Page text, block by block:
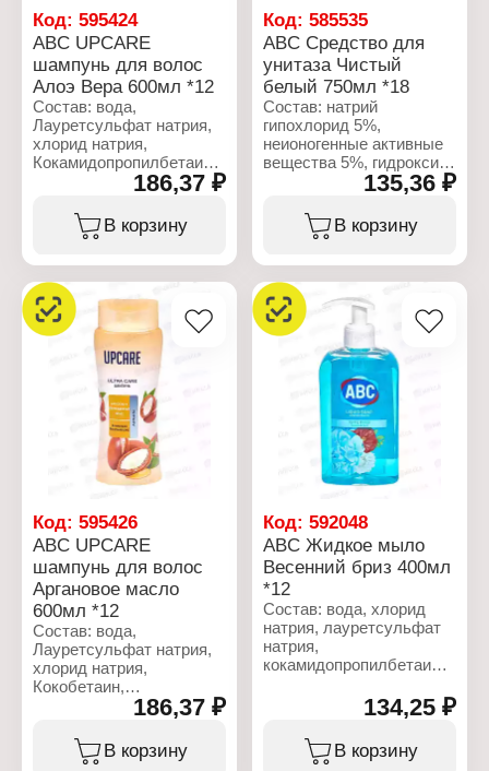
Вес: 1,5 кг
Код: 595424
ABC UPCARE
шампунь для волос
Алоэ Вера 600мл *12
Состав: вода,
Лауретсульфат натрия,
хлорид натрия,
Кокамидопропилбетаин,
Парфюмированная вода,
гидроксипропилтримонийхлорид
гуара, олефинсульфонат
Сополимер стирола/
акрилатов,
Тетранатриевый ЭДТА,
Дистеарат гликоля,
Кокосглюкозид,
Лимонная кислота,
Лаурет-10, Кокамид
МЭА, гидроксид натрия,
Бензойная кислота,
Экстракт листьев Алоэ
Барбадосского,
магния,
Метилхлоризотиазолинон,
Метилизотиазолинон,
хлорид магния,
феноксиэтанол,
Дегидроуксусная
кислота, Цитронеллол,
Гераниол,
Гексилциннамал,
Гексаметилинданопиран,
Тетраметилацетилоктагидронафталины.
Характеристики:
Бренд: ABC
186,37 ₽
В корзину
Код:585535
ABC Средство для
унитаза Чистый
белый 750мл *18
Состав: натрий
гипохлорид 5%,
неионогенные активные
вещества 5%, гидроксид
натрия 5%, мыло,
парфюмерное средство.
Характеристики:
средство
Назначение: для унитаза
Аромат: "Чисто белый"
Объем: 750 мл
135,36 ₽
В корзину
Код: 595426
ABC UPCARE
шампунь для волос
Аргановое масло
600мл *12
Состав: вода,
Лауретсульфат натрия,
хлорид натрия,
Кокобетаин,
Кокамидопропилбетаин,
Парфюмированная вода,
Гидроксипропилтримониевый
хлорид гуара,
186,37 ₽
В корзину
Код:592048
ABC Жидкое мыло
Весенний бриз 400мл
*12
Состав: вода, хлорид
натрия, лауретсульфат
натрия,
кокамидопропилбетаин,
глицерин,тетранатрий
ЭДТА, отдушка(гексил
циннамал),
бензофенон-4, лимонная
134,25 ₽
В корзину